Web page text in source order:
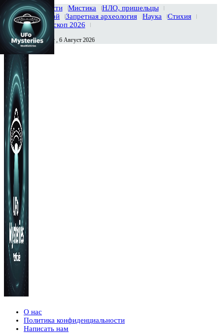
Главная Новости Мистика
НЛО, пришельцы
Тайны вселенной
Запретная археология Наука
Стихия
История
Гороскоп 2026
Сегодня Четверг , 6 Август 2026
О нас
Политика конфиденциальности
Написать нам